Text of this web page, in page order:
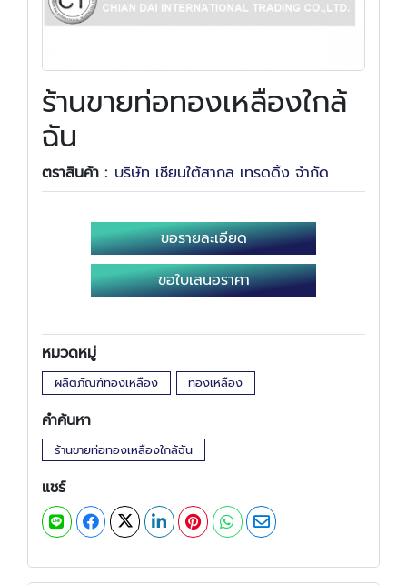
ร้านขายท่อทองเหลืองใกล้
ฉัน
ตราสินค้า : บริษัท เชียนใต้สากล เทรดดิ้ง จำกัด
ขอรายละเอียด
ขอใบเสนอราคา
หมวดหมู่
ผลิตภัณฑ์ทองเหลือง ทองเหลือง
คำค้นหา
ร้านขายท่อทองเหลืองใกล้ฉัน
แชร์